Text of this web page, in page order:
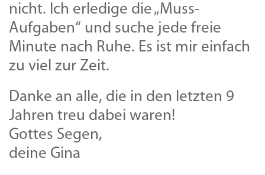
nicht. Ich erledige die „Muss-
Aufgaben“ und suche jede freie
Minute nach Ruhe. Es ist mir einfach
zu viel zur Zeit.
Danke an alle, die in den letzten 9
Jahren treu dabei waren!
Gottes Segen,
deine Gina